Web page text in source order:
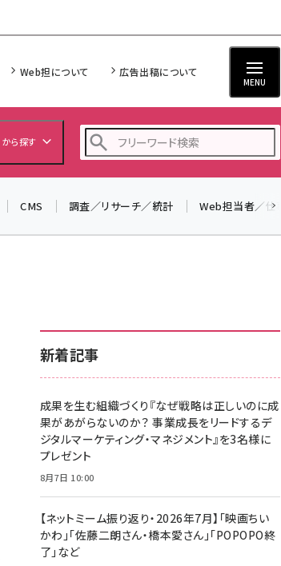
Web担について 広告出稿について
MENU
から探す
z世代 (1629)
meo (1281)
llmo (1167)
CMS 調査／リサーチ／統計 Web担当者／仕事
新着記事
成果を生む組織づくり『なぜ戦略は正しいのに成
果があがらないのか？ 事業成長をリードするデ
ジタルマーケティング・マネジメント』を3名様に
プレゼント
8月7日 10:00
【ネットミーム振り返り・2026年7月】「映画ちい
かわ」「佐藤二朗さん・橋本愛さん」「POPOPO終
了」など